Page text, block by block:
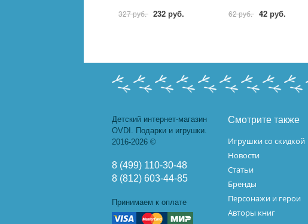
327 руб. 232 руб. 62 руб. 42 руб.
Детский интернет-магазин
OVDI. Подарки и игрушки.
2016-2026 ©
8 (499) 110-30-48
8 (812) 603-44-85
Принимаем к оплате
Смотрите также
Игрушки со скидкой
Новости
Статьи
Бренды
Персонажи и герои
Авторы книг